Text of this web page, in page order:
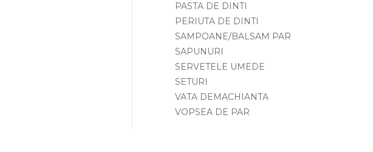
PASTA DE DINTI
PERIUTA DE DINTI
SAMPOANE/BALSAM PAR
SAPUNURI
SERVETELE UMEDE
SETURI
VATA DEMACHIANTA
VOPSEA DE PAR